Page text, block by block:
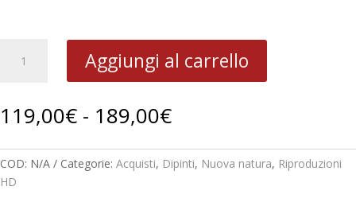
Ambiente
quantità
Aggiungi al carrello
119,00€ - 189,00€Fascia
di
prezzo:
da
COD: N/A Categorie: Acquisti, Dipinti, Nuova natura, Riproduzioni
HD